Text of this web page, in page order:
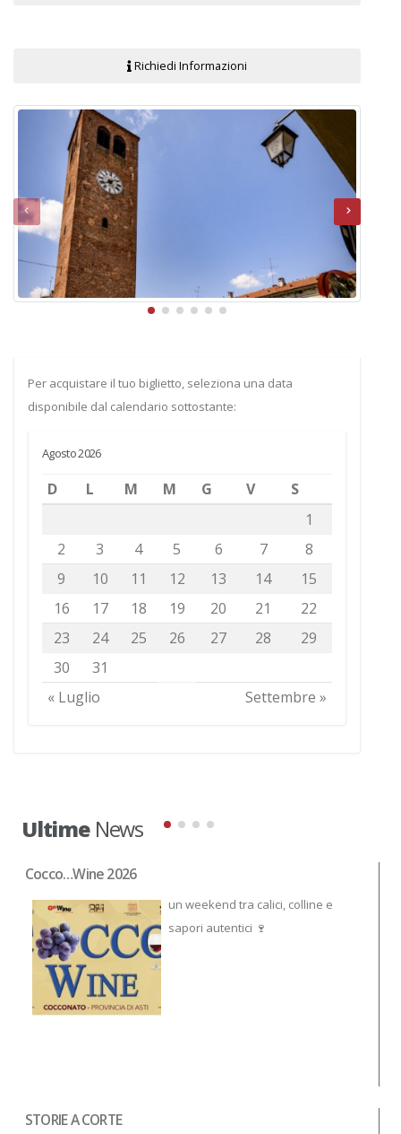
Richiedi Informazioni
Per acquistare il tuo biglietto, seleziona una data
disponibile dal calendario sottostante:
Agosto 2026
D L M M G V S
« Luglio Settembre »
1
2
3 4 5 6 7
8
9
10 11 12 13 14
15
16
17 18 19 20 21
22
23
24 25 26 27 28
29
30
31
UltimeNews
Cocco…Wine 2026
un weekend tra calici, colline e
sapori autentici 🍷
STORIE A CORTE